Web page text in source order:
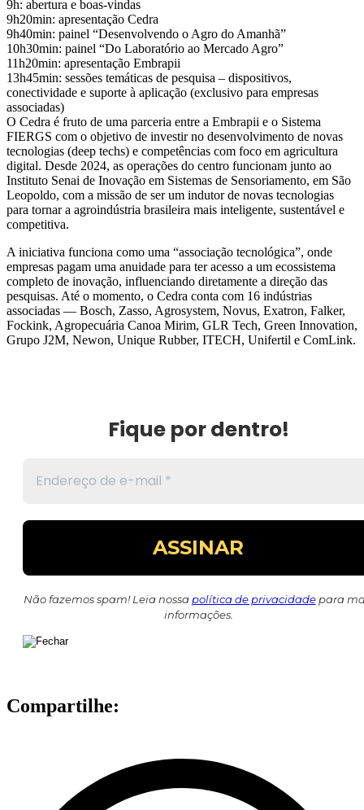
9h: abertura e boas-vindas
9h20min: apresentação Cedra
9h40min: painel “Desenvolvendo o Agro do Amanhã”
10h30min: painel “Do Laboratório ao Mercado Agro”
11h20min: apresentação Embrapii
13h45min: sessões temáticas de pesquisa – dispositivos,
conectividade e suporte à aplicação (exclusivo para empresas
associadas)
O Cedra é fruto de uma parceria entre a Embrapii e o Sistema
FIERGS com o objetivo de investir no desenvolvimento de novas
tecnologias (deep techs) e competências com foco em agricultura
digital. Desde 2024, as operações do centro funcionam junto ao
Instituto Senai de Inovação em Sistemas de Sensoriamento, em São
Leopoldo, com a missão de ser um indutor de novas tecnologias
para tornar a agroindústria brasileira mais inteligente, sustentável e
competitiva.
A iniciativa funciona como uma “associação tecnológica”, onde
empresas pagam uma anuidade para ter acesso a um ecossistema
completo de inovação, influenciando diretamente a direção das
pesquisas. Até o momento, o Cedra conta com 16 indústrias
associadas — Bosch, Zasso, Agrosystem, Novus, Exatron, Falker,
Fockink, Agropecuária Canoa Mirim, GLR Tech, Green Innovation,
Grupo J2M, Newon, Unique Rubber, ITECH, Unifertil e ComLink.
Fique por dentro!
Não fazemos spam! Leia nossapolítica de privacidadepara
informações.
Compartilhe: